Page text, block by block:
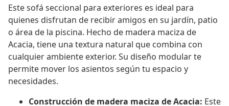
Este sofá seccional para exteriores es ideal para
quienes disfrutan de recibir amigos en su jardín, patio
o área de la piscina. Hecho de madera maciza de
Acacia, tiene una textura natural que combina con
cualquier ambiente exterior. Su diseño modular te
permite mover los asientos según tu espacio y
necesidades.
Construcción de madera maciza de Acacia: Este